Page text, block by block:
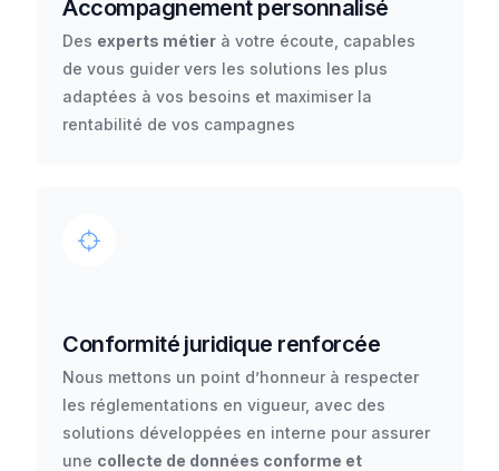
Conformité juridique renforcée
Nous mettons un point d’honneur à respecter
les réglementations en vigueur, avec des
solutions développées en interne pour assurer
une collecte de données conforme et
Accompagnement personnalisé
Des experts métier à votre écoute, capables
de vous guider vers les solutions les plus
adaptées à vos besoins et maximiser la
rentabilité de vos campagnes